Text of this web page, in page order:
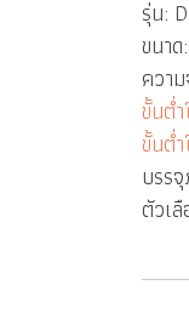
รุ่น:
ขนา
ควา
ขั้นต่
ขั้นต่
บรร
ตัวเ